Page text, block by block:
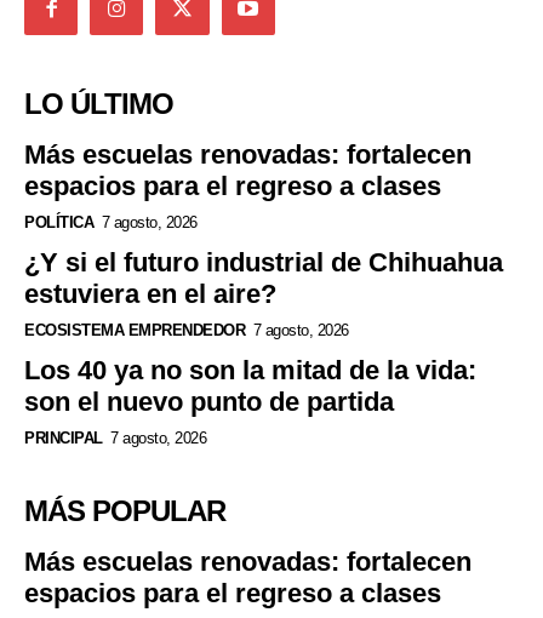
LO ÚLTIMO
Más escuelas renovadas: fortalecen
espacios para el regreso a clases
POLÍTICA 7 agosto, 2026
¿Y si el futuro industrial de Chihuahua
estuviera en el aire?
ECOSISTEMA EMPRENDEDOR 7 agosto, 2026
Los 40 ya no son la mitad de la vida:
son el nuevo punto de partida
PRINCIPAL 7 agosto, 2026
MÁS POPULAR
Más escuelas renovadas: fortalecen
espacios para el regreso a clases